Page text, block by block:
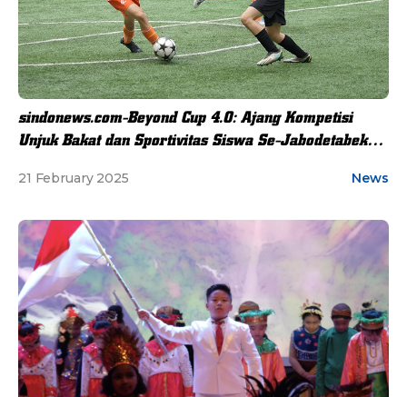
sindonews.com-Beyond Cup 4.0: Ajang Kompetisi
Unjuk Bakat dan Sportivitas Siswa Se-Jabodetabek
21 February 2025 News